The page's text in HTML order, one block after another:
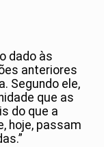
dado às
anteriores
Segundo ele,
que as
do que a
hoje, passam